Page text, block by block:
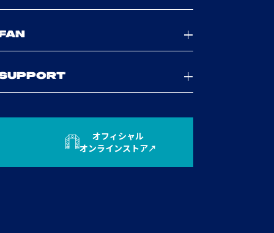
オフィシャル
オンラインストア